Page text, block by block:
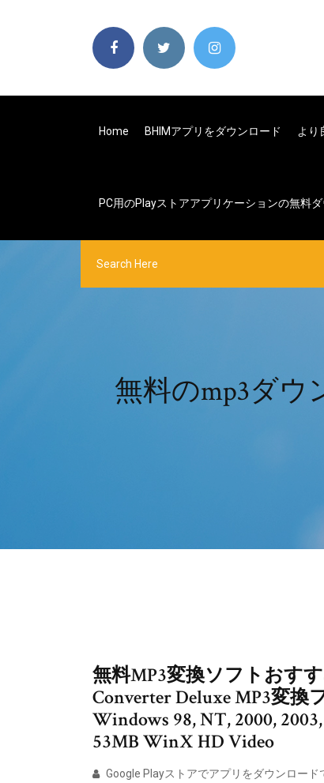
Home BHIMアプリをダウンロード より
PC用のPlayストアアプリケーションの無料
無料のmp3ダ
無料MP3変換ソフトおす
Converter Deluxe MP3変
Windows 98, NT, 2000,
53MB WinX HD Video
Google Playストアでアプリをダウンロー